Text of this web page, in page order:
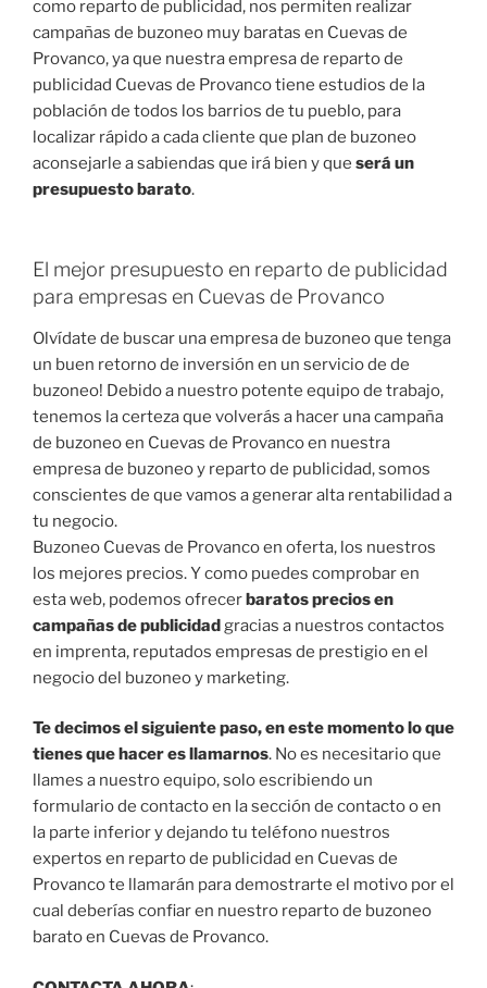
como reparto de publicidad, nos permiten realizar
campañas de buzoneo muy baratas en Cuevas de
Provanco, ya que nuestra empresa de reparto de
publicidad Cuevas de Provanco tiene estudios de la
población de todos los barrios de tu pueblo, para
localizar rápido a cada cliente que plan de buzoneo
aconsejarle a sabiendas que irá bien y que será un
presupuesto barato.
El mejor presupuesto en reparto de publicidad
para empresas en Cuevas de Provanco
Olvídate de buscar una empresa de buzoneo que tenga
un buen retorno de inversión en un servicio de de
buzoneo! Debido a nuestro potente equipo de trabajo,
tenemos la certeza que volverás a hacer una campaña
de buzoneo en Cuevas de Provanco en nuestra
empresa de buzoneo y reparto de publicidad, somos
conscientes de que vamos a generar alta rentabilidad a
tu negocio.
Buzoneo Cuevas de Provanco en oferta, los nuestros
los mejores precios. Y como puedes comprobar en
esta web, podemos ofrecerbaratos precios en
campañas de publicidadgracias a nuestros contactos
en imprenta, reputados empresas de prestigio en el
negocio del buzoneo y marketing.
Te decimos el siguiente paso, en este momento lo que
tienes que hacer es llamarnos. No es necesitario que
llames a nuestro equipo, solo escribiendo un
formulario de contacto en la sección de contacto o en
la parte inferior y dejando tu teléfono nuestros
expertos en reparto de publicidad en Cuevas de
Provanco te llamarán para demostrarte el motivo por el
cual deberías confiar en nuestro reparto de buzoneo
barato en Cuevas de Provanco.